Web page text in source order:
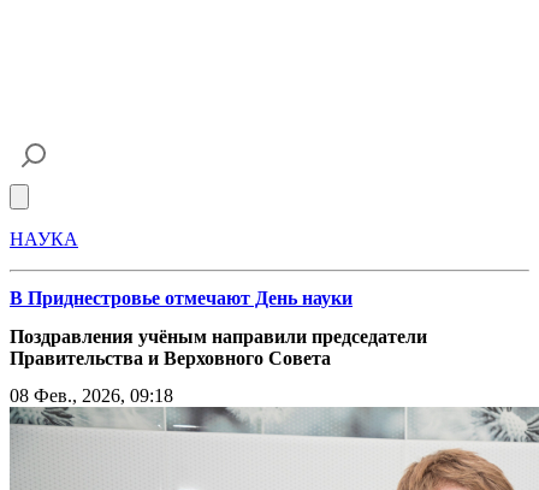
НАУКА
В Приднестровье отмечают День науки
Поздравления учёным направили председатели
Правительства и Верховного Совета
08 Фев., 2026, 09:18